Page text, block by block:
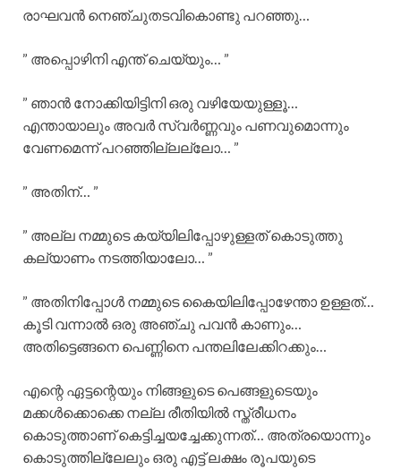
രാഘവൻ നെഞ്ചുതടവികൊണ്ടു പറഞ്ഞു…
” അപ്പൊഴിനി എന്ത് ചെയ്യും… ”
” ഞാൻ നോക്കിയിട്ടിനി ഒരു വഴിയേയുള്ളൂ…
എന്തായാലും അവർ സ്വർണ്ണവും പണവുമൊന്നും
വേണമെന്ന് പറഞ്ഞില്ലല്ലോ… ”
” അതിന്… ”
” അല്ല നമ്മുടെ കയ്യിലിപ്പോഴുള്ളത് കൊടുത്തു
കല്യാണം നടത്തിയാലോ… ”
” അതിനിപ്പോൾ നമ്മുടെ കൈയിലിപ്പോഴേന്താ ഉള്ളത്…
കൂടി വന്നാൽ ഒരു അഞ്ചു പവൻ കാണും…
അതിട്ടെങ്ങനെ പെണ്ണിനെ പന്തലിലേക്കിറക്കും…
എന്റെ ഏട്ടന്റെയും നിങ്ങളുടെ പെങ്ങളുടെയും
മക്കൾക്കൊക്കെ നല്ല രീതിയിൽ സ്ത്രീധനം
കൊടുത്താണ് കെട്ടിച്ചയച്ചേക്കുന്നത്… അത്രയൊന്നും
കൊടുത്തില്ലേലും ഒരു എട്ട് ലക്ഷം രൂപയുടെ